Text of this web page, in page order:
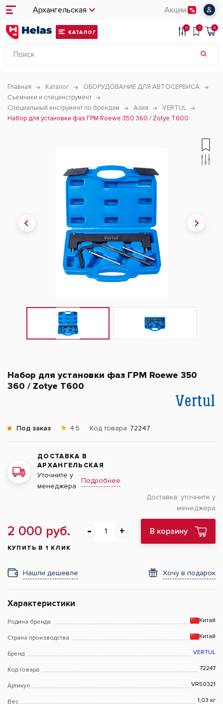
Архангельская Акции
КАТАЛОГ
0 0 0
Главная Каталог
ОБОРУДОВАНИЕ ДЛЯ АВТОСЕРВИСА
Съемники и специнструмент
Специальный инструмент по брендам
Азия
VERTUL
Набор для установки фаз ГРМ Roewe 350 360 / Zotye T600
Набор для установки фаз ГРМ Roewe 350
360 / Zotye T600
Под заказ 4.5 Код товара 72247
ДОСТАВКА В
АРХАНГЕЛЬСКАЯ
Уточните у
менеджера
Подробнее
Доставка: уточните у
менеджера
2 000 руб. В корзину
КУПИТЬ В 1 КЛИК
Нашли дешевле Хочу в подарок
Характеристики
Родина бренда Китай
Страна производства Китай
Бренд VERTUL
Код товара 72247
Артикул VR50321
Вес 1,03 кг